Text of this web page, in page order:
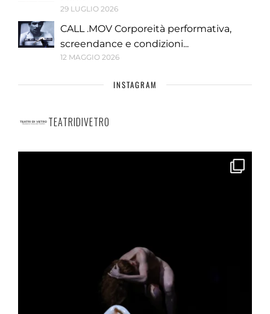
29 LUGLIO 2026
CALL .MOV Corporeità performativa,
screendance e condizioni...
12 MAGGIO 2026
INSTAGRAM
TEATRIDIVETRO